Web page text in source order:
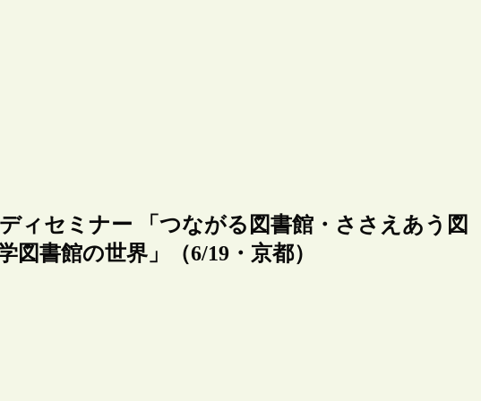
ィセミナー 「つながる図書館・ささえあう図
書館の世界」（6/19・京都）